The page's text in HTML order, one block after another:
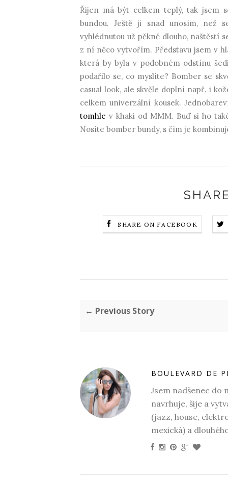
Říjen má být celkem teplý, tak jsem
bundou. Ještě ji snad unosím, než
vyhlédnutou už pěkně dlouho, naštěstí
z ní něco vytvořím. Představu jsem v
která by byla v podobném odstínu
podařilo se, co myslíte? Bomber se
casual look, ale skvěle doplní např. i
celkem univerzální kousek.
tomhle v khaki od MMM. Buď si ho
Nosíte bomber bundy, s čím je
SHARE ON FACEBOOK
← Previous Story
BOULEVARD DE
Jsem nadšenec do
navrhuje, šije a
(jazz, house,
mexická) a